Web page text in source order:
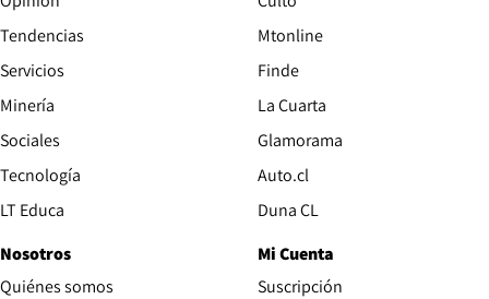
Tendencias
Servicios
Minería
Sociales
Tecnología
LT Educa
Mtonline
Finde
La Cuarta
Glamorama
Auto.cl
Duna CL
Nosotros
Quiénes somos
Mi Cuenta
Suscripción